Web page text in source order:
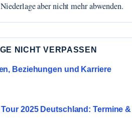
aber nicht mehr abwenden.
NICHT VERPASSEN
Beziehungen und Karriere
2025 Deutschland: Termine &